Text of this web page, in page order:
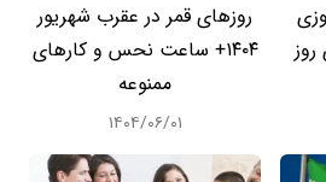
چه روزی
روزهای قمر در عقرب شهریور
۱۴۰۴+ ساعت نحس و کارهای
ممنوعه
۱۴۰۴/۰۶/۰۱